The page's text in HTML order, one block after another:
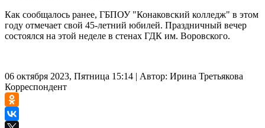
Как сообщалось ранее, ГБПОУ "Конаковский колледж" в этом
году отмечает свой 45-летний юбилей. Праздничный вечер
состоялся на этой неделе в стенах ГДК им. Воровского.
06 октября 2023, Пятница 15:14 | Автор: Ирина Третьякова
Корреспондент